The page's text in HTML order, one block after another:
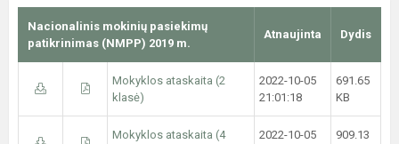
Nacionalinis mokinių pasiekimų
patikrinimas (NMPP) 2019 m.
Atnaujinta Dydis
Mokyklos ataskaita (2
klasė)
2022-10-05
21:01:18
691.65
KB
Mokyklos ataskaita (4
2022-10-05
909.13